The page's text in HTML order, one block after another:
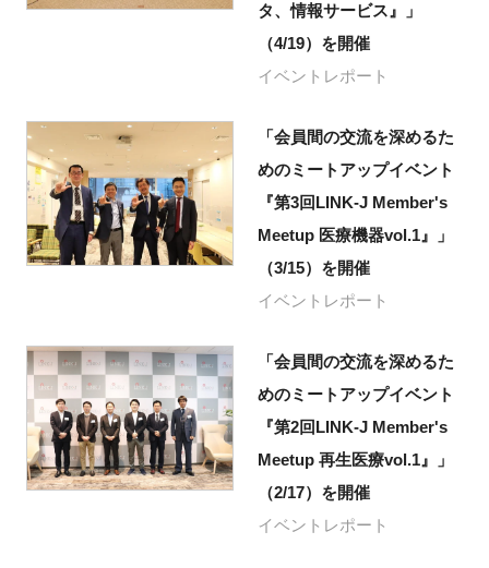
タ、情報サービス』」
（4/19）を開催
イベントレポート
「会員間の交流を深めるた
めのミートアップイベント
『第3回LINK-J Member's
Meetup 医療機器vol.1』」
（3/15）を開催
イベントレポート
「会員間の交流を深めるた
めのミートアップイベント
『第2回LINK-J Member's
Meetup 再生医療vol.1』」
（2/17）を開催
イベントレポート